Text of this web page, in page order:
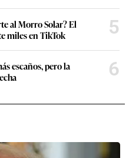
al Morro Solar? El
miles en TikTok
5
escaños, pero la
6